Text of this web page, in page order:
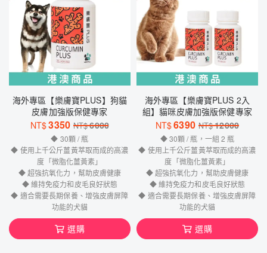
海外專區【樂膚寶PLUS】狗貓
皮膚加強版保健專家
NT$3350 NT$6000
◆ 30顆 / 瓶
◆ 使用上千公斤薑黃萃取而成的高濃
度「微脂化薑黃素」
◆ 超強抗氧化力，幫助皮膚健康
◆ 維持免疫力和皮毛良好狀態
◆ 適合需要長期保養、增強皮膚屏障
功能的犬貓
選購
海外專區【樂膚寶PLUS 2入
組】貓咪皮膚加強版保健專家
NT$6390 NT$12000
◆ 30顆 / 瓶，一組 2 瓶
◆ 使用上千公斤薑黃萃取而成的高濃
度「微脂化薑黃素」
◆ 超強抗氧化力，幫助皮膚健康
◆ 維持免疫力和皮毛良好狀態
◆ 適合需要長期保養、增強皮膚屏障
功能的犬貓
選購